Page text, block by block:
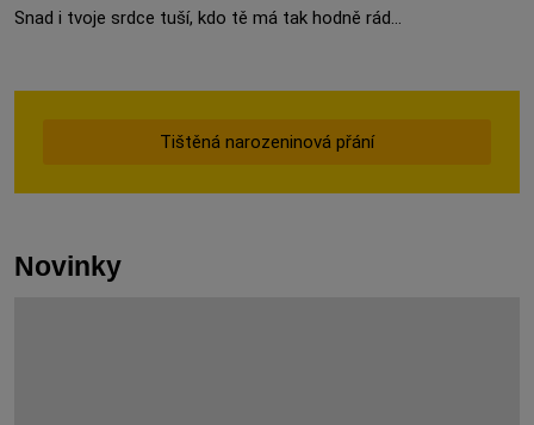
Snad i tvoje srdce tuší, kdo tě má tak hodně rád...
Tištěná narozeninová přání
Novinky